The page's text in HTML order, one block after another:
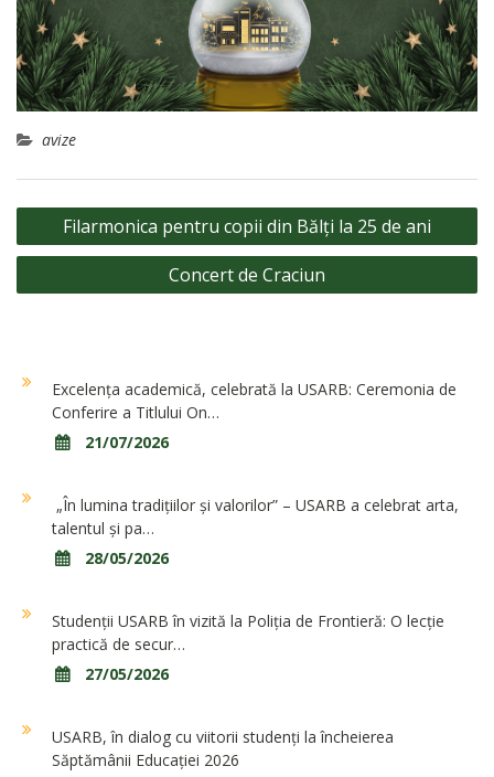
avize
Navigare
în
Filarmonica pentru copii din Bălți la 25 de ani
Concert de Craciun
Excelența academică, celebrată la USARB: Ceremonia de
Conferire a Titlului On…
21/07/2026
„În lumina tradițiilor și valorilor” – USARB a celebrat arta,
talentul și pa…
28/05/2026
Studenții USARB în vizită la Poliția de Frontieră: O lecție
practică de secur…
27/05/2026
USARB, în dialog cu viitorii studenți la încheierea
Săptămânii Educației 2026